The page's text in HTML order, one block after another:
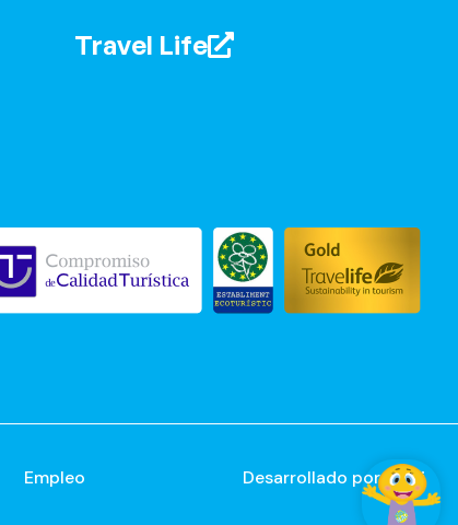
Travel Life
Empleo Desarrollado porMirai